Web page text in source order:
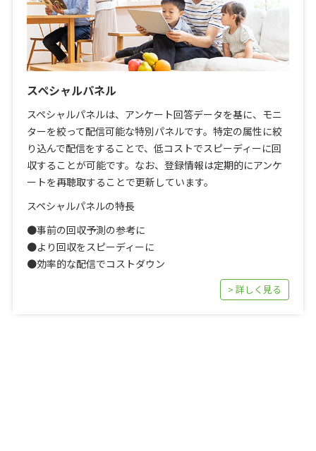
スペシャルパネル
スペシャルパネルは、アンケート回答データを基に、モニ
ターを絞って配信可能な特別パネルです。特定の属性に絞
り込んで配信をすることで、低コストでスピーディーに回
収することが可能です。なお、登録情報は定期的にアンケ
ートを再聴取することで更新しています。
スペシャルパネルの特長
●事前の回収予測の参考に
●より回収をスピーディーに
●効率的な配信でコストダウン
> 詳しく見る